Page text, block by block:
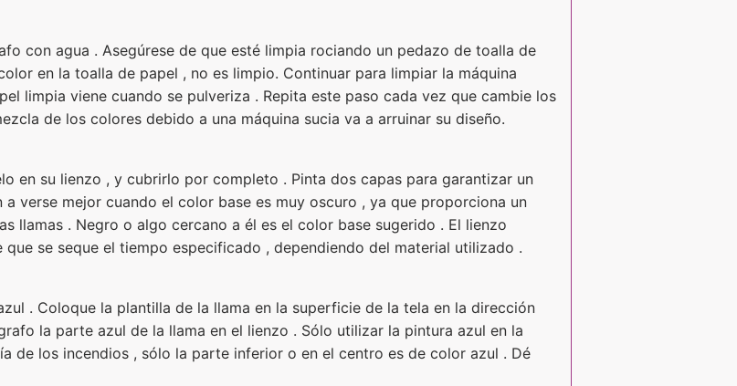
con agua . Asegúrese de que esté limpia rociando un pedazo de toalla de
en la toalla de papel , no es limpio. Continuar para limpiar la máquina
limpia viene cuando se pulveriza . Repita este paso cada vez que cambie los
de los colores debido a una máquina sucia va a arruinar su diseño.
en su lienzo , y cubrirlo por completo . Pinta dos capas para garantizar un
verse mejor cuando el color base es muy oscuro , ya que proporciona un
llamas . Negro o algo cercano a él es el color base sugerido . El lienzo
se seque el tiempo especificado , dependiendo del material utilizado .
. Coloque la plantilla de la llama en la superficie de la tela en la dirección
la parte azul de la llama en el lienzo . Sólo utilizar la pintura azul en la
de los incendios , sólo la parte inferior o en el centro es de color azul . Dé